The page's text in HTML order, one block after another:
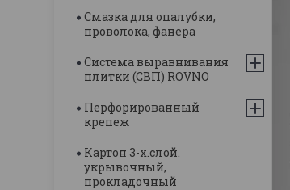
Смазка для опалубки,
проволока, фанера
Система выравнивания
плитки (СВП) ROVNO
Перфорированный
крепеж
Картон 3-х.слой.
укрывочный,
прокладочный